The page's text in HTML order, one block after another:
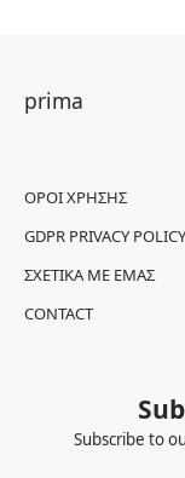
prima
ΌΡΟΙ ΧΡΉΣΗΣ
GDPR PRIVACY POLICY
ΣΧΕΤΙΚΆ ΜΕ ΕΜΆΣ
CONTACT
Subscribe to